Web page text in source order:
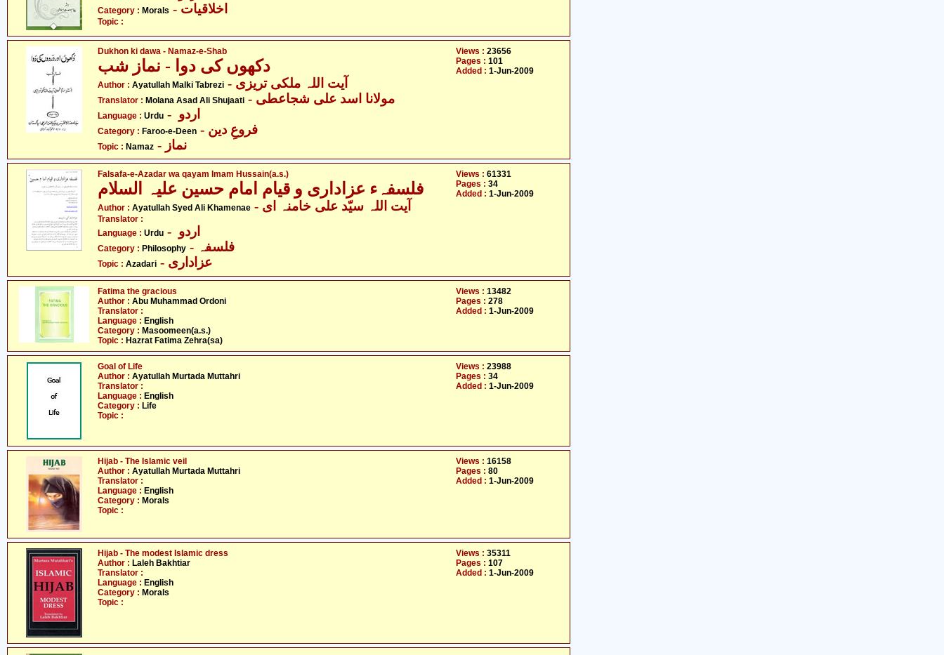
Category : Morals - اخلاقیات
Topic :
Dukhon ki dawa - Namaz-e-Shab
Author : Ayatullah Malki Tabrezi - آیت اللہ ملکی تریزی
Translator : Molana Asad Ali Shujaati
Language : Urdu
Category : Faroo-e-Deen - فروعِ دین
Topic : Namaz
Views : 23656
Pages : 101
Added : 1-Jun-2009
Falsafa-e-Azadar wa qayam Imam Hussain(a.s.)
Author : Ayatullah Syed Ali Khamenae - آیت اللہ سیّد علی خامنہ ای
Translator :
Language : Urdu
Category : Philosophy - فلسفہ
Topic : Azadari - عزاداری
Views : 61331
Pages : 34
Added : 1-Jun-2009
Fatima the gracious
Author : Abu Muhammad Ordoni
Translator :
Language : English
Category : Masoomeen(a.s.)
Topic : Hazrat Fatima Zehra(sa)
Views : 13482
Pages : 278
Added : 1-Jun-2009
Goal of Life
Author : Ayatullah Murtada Muttahri
Translator :
Language : English
Category : Life
Topic :
Views : 23988
Pages : 34
Added : 1-Jun-2009
Hijab - The Islamic veil
Author : Ayatullah Murtada Muttahri
Translator :
Language : English
Category : Morals
Topic :
Views : 16158
Pages : 80
Added : 1-Jun-2009
Hijab - The modest Islamic dress
Author : Laleh Bakhtiar
Translator :
Language : English
Category : Morals
Topic :
Views : 35311
Pages : 107
Added : 1-Jun-2009